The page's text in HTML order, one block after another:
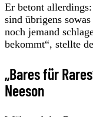
Er betont
sind übrigens
noch jemand
bekommt“, stellte
„Bares für
Neeson